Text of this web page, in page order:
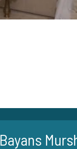
Bayans